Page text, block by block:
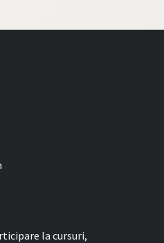
la cursuri,